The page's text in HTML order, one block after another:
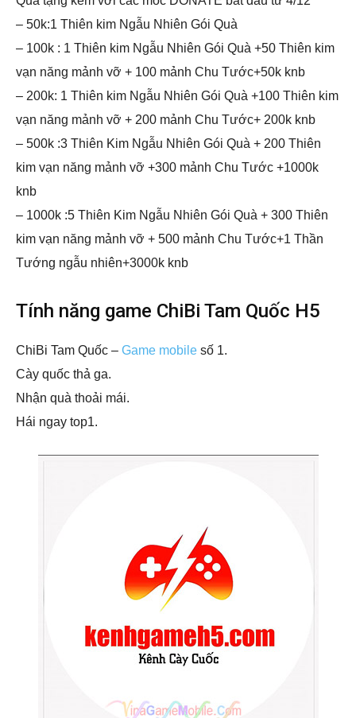
– 50k:1 Thiên kim Ngẫu Nhiên Gói Quà
– 100k : 1 Thiên kim Ngẫu Nhiên Gói Quà +50 Thiên kim
vạn năng mảnh vỡ + 100 mảnh Chu Tước+50k knb
– 200k: 1 Thiên kim Ngẫu Nhiên Gói Quà +100 Thiên kim
vạn năng mảnh vỡ + 200 mảnh Chu Tước+ 200k knb
– 500k :3 Thiên Kim Ngẫu Nhiên Gói Quà + 200 Thiên
kim vạn năng mảnh vỡ +300 mảnh Chu Tước +1000k
knb
– 1000k :5 Thiên Kim Ngẫu Nhiên Gói Quà + 300 Thiên
kim vạn năng mảnh vỡ + 500 mảnh Chu Tước+1 Thần
Tướng ngẫu nhiên+3000k knb
Tính năng game ChiBi Tam Quốc H5
ChiBi Tam Quốc – Game mobile số 1.
Cày quốc thả ga.
Nhận quà thoải mái.
Hái ngay top1.